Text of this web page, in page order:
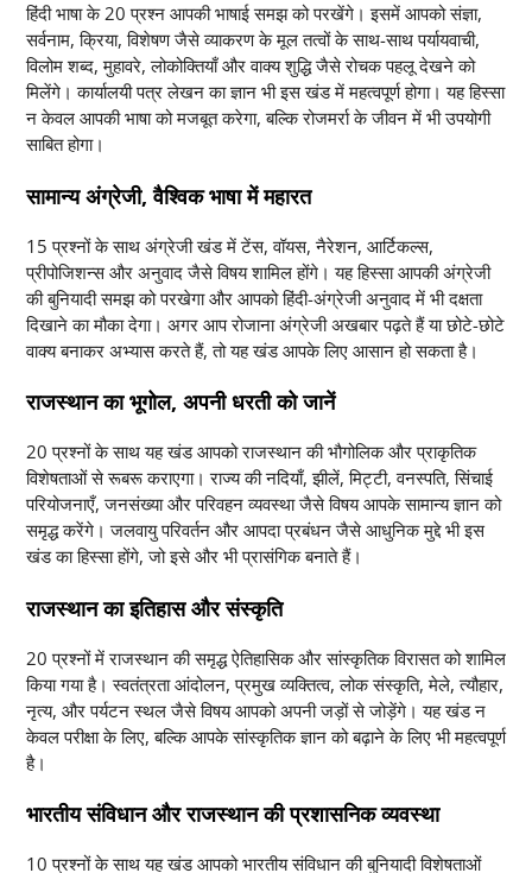
हिंदी भाषा के 20 प्रश्न आपकी भाषाई समझ को परखेंगे। इसमें आपको संज्ञा,
सर्वनाम, क्रिया, विशेषण जैसे व्याकरण के मूल तत्वों के साथ-साथ पर्यायवाची,
विलोम शब्द, मुहावरे, लोकोक्तियाँ और वाक्य शुद्धि जैसे रोचक पहलू देखने को
मिलेंगे। कार्यालयी पत्र लेखन का ज्ञान भी इस खंड में महत्वपूर्ण होगा। यह हिस्सा
न केवल आपकी भाषा को मजबूत करेगा, बल्कि रोजमर्रा के जीवन में भी उपयोगी
साबित होगा।
सामान्य अंग्रेजी, वैश्विक भाषा में महारत
15 प्रश्नों के साथ अंग्रेजी खंड में टेंस, वॉयस, नैरेशन, आर्टिकल्स,
प्रीपोजिशन्स और अनुवाद जैसे विषय शामिल होंगे। यह हिस्सा आपकी अंग्रेजी
की बुनियादी समझ को परखेगा और आपको हिंदी-अंग्रेजी अनुवाद में भी दक्षता
दिखाने का मौका देगा। अगर आप रोजाना अंग्रेजी अखबार पढ़ते हैं या छोटे-छोटे
वाक्य बनाकर अभ्यास करते हैं, तो यह खंड आपके लिए आसान हो सकता है।
राजस्थान का भूगोल, अपनी धरती को जानें
20 प्रश्नों के साथ यह खंड आपको राजस्थान की भौगोलिक और प्राकृतिक
विशेषताओं से रूबरू कराएगा। राज्य की नदियाँ, झीलें, मिट्टी, वनस्पति, सिंचाई
परियोजनाएँ, जनसंख्या और परिवहन व्यवस्था जैसे विषय आपके सामान्य ज्ञान को
समृद्ध करेंगे। जलवायु परिवर्तन और आपदा प्रबंधन जैसे आधुनिक मुद्दे भी इस
खंड का हिस्सा होंगे, जो इसे और भी प्रासंगिक बनाते हैं।
राजस्थान का इतिहास और संस्कृति
20 प्रश्नों में राजस्थान की समृद्ध ऐतिहासिक और सांस्कृतिक विरासत को शामिल
किया गया है। स्वतंत्रता आंदोलन, प्रमुख व्यक्तित्व, लोक संस्कृति, मेले, त्यौहार,
नृत्य, और पर्यटन स्थल जैसे विषय आपको अपनी जड़ों से जोड़ेंगे। यह खंड न
केवल परीक्षा के लिए, बल्कि आपके सांस्कृतिक ज्ञान को बढ़ाने के लिए भी महत्वपूर्ण
है।
भारतीय संविधान और राजस्थान की प्रशासनिक व्यवस्था
10 प्रश्नों के साथ यह खंड आपको भारतीय संविधान की बुनियादी विशेषताओं